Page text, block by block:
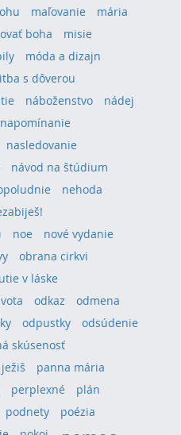
maľovanie
mária
boha
misie
móda a dizajn
s dôverou
náboženstvo
nádej
napomínanie
nasledovanie
návod na štúdium
nehoda
noe
nové vydanie
obrana cirkvi
v láske
odkaz
odmena
odpustky
odsúdenie
skúsenosť
panna mária
perplexné
plán
podnety
poézia